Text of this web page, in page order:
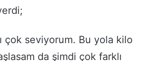
çok seviyorum. Bu yola kilo
da şimdi çok farklı